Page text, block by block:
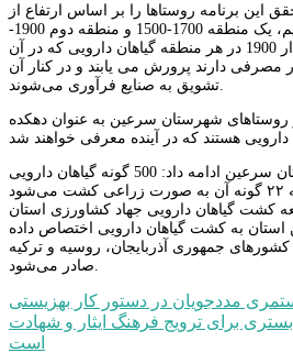
این برنامه روستاها را بر اساس ارتفاع از
سطح دریا منطقه بندی کردیم، یک منطقه 1700-1500 و منطقه دوم 1900-
1700 و منطقه آخر بالاتر ار 1900 در هر منطقه گیاهان دارویی که در آن
مصرفی دارند پرورش می یابند و در کنار آن
روستاهای شهرستان سرعین به عنوان دهکده
مدیر جهاد کشاورزی شهرستان سرعین ادامه داد: 500 گونه گیاهان دارویی
در استان اردبیل وجود دارد که ۲۲ گونه آن به صورت زراعی کشت می‌شود
کشت گیاهان دارویی جهاد کشاورزی استان
در این استان به کشت گیاهان دارویی اختصاص داده
جمهوری آذربایجان، روسیه و ترکیه
راهبری
نوشته
مددجویان در دستور کار بهزیستی
برای ترویج فرهنگ ایثار و شهادت
است